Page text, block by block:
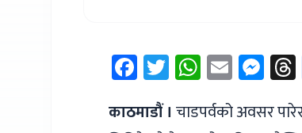
Facebook
TwitterEmail
काठमाडौं । चाडपर्वको अवसर